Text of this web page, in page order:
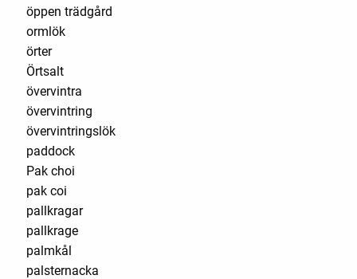
öppen trädgård
ormlök
örter
Örtsalt
övervintra
övervintring
övervintringslök
paddock
Pak choi
pak coi
pallkragar
pallkrage
palmkål
palsternacka